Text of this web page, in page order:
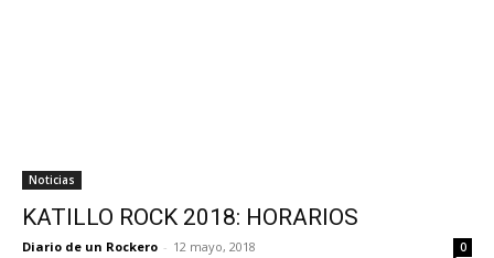
Noticias
KATILLO ROCK 2018: HORARIOS
Diario de un Rockero - 12 mayo, 2018 0